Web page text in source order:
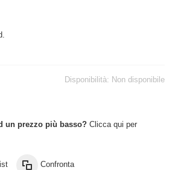
Disponibilità: Non disponibile
un prezzo più basso? Clicca qui per
Confronta